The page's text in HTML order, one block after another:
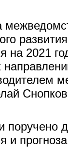
на 2021
поручено
и